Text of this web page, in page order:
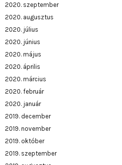
2020. szeptember
2020. augusztus
2020. július
2020. június
2020. május
2020. április
2020. március
2020. február
2020. január
2019. december
2019. november
2019. október
2019. szeptember